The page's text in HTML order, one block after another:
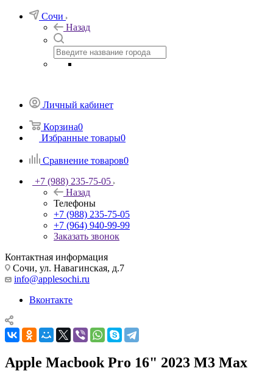
Сочи
Назад
Личный кабинет
Корзина0
Избранные товары0
Сравнение товаров0
+7 (988) 235-75-05
Назад
Телефоны
+7 (988) 235-75-05
+7 (964) 940-99-99
Заказать звонок
Контактная информация
Сочи, ул. Навагинская, д.7
info@applesochi.ru
Вконтакте
Apple Macbook Pro 16" 2023 M3 Max